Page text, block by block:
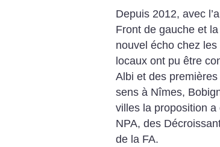
Depuis 2012, avec
Front de gauche et
nouvel écho chez
locaux ont pu être
Albi et des
sens à Nîmes,
villes la proposition
NPA, des
de la FA.